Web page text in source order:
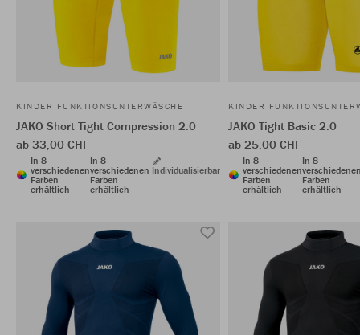
KINDER FUNKTIONSUNTERWÄSCHE
JAKO Short Tight Compression 2.0
ab 33,00 CHF
In 8
verschiedenen
Farben
erhältlich
In 8
verschiedenen
Farben
erhältlich
Individualisierbar
KINDER
JAKO Tight Basic 2.0
ab 25,00 CHF
In 8
verschiedenen
Farben
erhältlich
In 8
Farben
erhältlich